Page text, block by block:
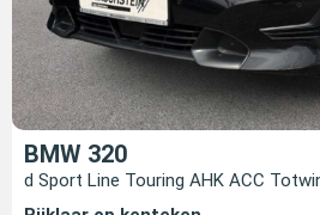
BMW 320
d Sport Line Touring AHK ACC